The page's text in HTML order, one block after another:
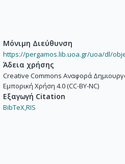
Μόνιμη Διεύθυνση
https://pergamos.lib.uoa.gr/uoa/dl/
Άδεια χρήσης
Creative Commons Αναφορά
Εμπορική Χρήση 4.0 (CC-BY-NC)
Εξαγωγή Citation
BibTeX,RIS